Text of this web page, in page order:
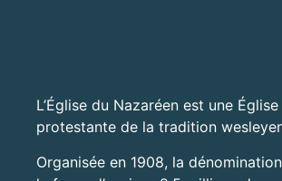
L’Église du Nazaréen est une
protestante de la tradition
Organisée en 1908, la